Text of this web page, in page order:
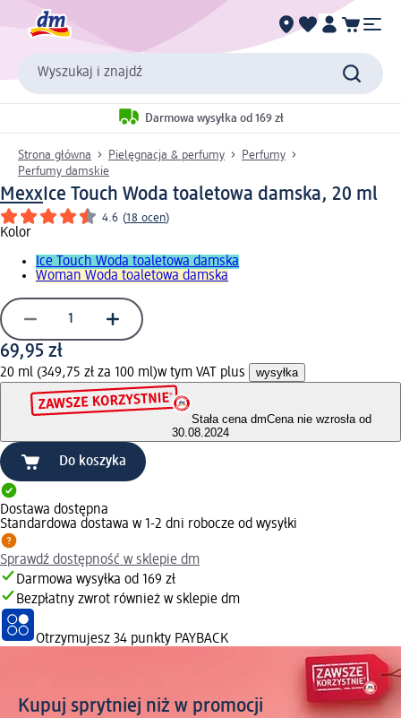
Wyszukaj i znajdź
Darmowa wysyłka od 169 zł
Strona główna Pielęgnacja & perfumy
Perfumy
Perfumy damskie
Mexx Ice Touch Woda toaletowa damska, 20 ml
4.6 (18 ocen)
Kolor
Ice Touch Woda toaletowa damska
Woman Woda toaletowa damska
69,95 zł
20 ml (349,75 zł za 100 ml)w tym VAT plus wysyłka
Stała cena dmCena nie wzrosła od
30.08.2024
Do koszyka
Dostawa dostępna
Standardowa dostawa w 1-2 dni robocze od wysyłki
Sprawdź dostępność w sklepie dm
Darmowa wysyłka od 169 zł
Bezpłatny zwrot również w sklepie dm
Otrzymujesz 34 punkty PAYBACK
Kupuj sprytniej niż w promocji